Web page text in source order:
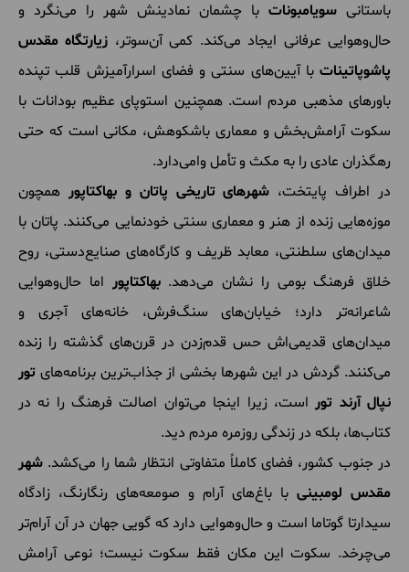
باستانی سویامبونات با چشمان نمادینش شهر را می‌نگرد و
حال‌وهوایی عرفانی ایجاد می‌کند. کمی آن‌سوتر، زیارتگاه مقدس
پاشوپاتینات با آیین‌های سنتی و فضای اسرارآمیزش قلب تپنده
باورهای مذهبی مردم است. همچنین استوپای عظیم بودانات با
سکوت آرامش‌بخش و معماری باشکوهش، مکانی است که حتی
رهگذران عادی را به مکث و تأمل وامی‌دارد.
در اطراف پایتخت، شهرهای تاریخی پاتان و بهاکتاپور همچون
موزه‌هایی زنده از هنر و معماری سنتی خودنمایی می‌کنند. پاتان با
میدان‌های سلطنتی، معابد ظریف و کارگاه‌های صنایع‌دستی، روح
خلاق فرهنگ بومی را نشان می‌دهد.بهاکتاپور اما حال‌وهوایی
شاعرانه‌تر دارد؛ خیابان‌های سنگ‌فرش، خانه‌های آجری و
میدان‌های قدیمی‌اش حس قدم‌زدن در قرن‌های گذشته را زنده
می‌کنند. گردش در این شهرها بخشی از جذاب‌ترین برنامه‌های تور
نپال آرند توراست، زیرا اینجا می‌توان اصالت فرهنگ را نه در
کتاب‌ها، بلکه در زندگی روزمره مردم دید.
در جنوب کشور، فضای کاملاً متفاوتی انتظار شما را می‌کشد. شهر
مقدس لومبینی با باغ‌های آرام و صومعه‌های رنگارنگ، زادگاه
سیدارتا گوتاما است و حال‌وهوایی دارد که گویی جهان در آن آرام‌تر
می‌چرخد. سکوت این مکان فقط سکوت نیست؛ نوعی آرامش